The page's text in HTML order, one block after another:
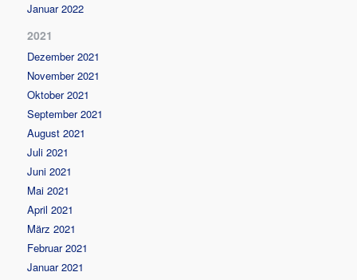
Januar 2022
2021
Dezember 2021
November 2021
Oktober 2021
September 2021
August 2021
Juli 2021
Juni 2021
Mai 2021
April 2021
März 2021
Februar 2021
Januar 2021